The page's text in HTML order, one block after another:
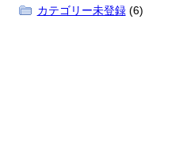
カテゴリー未登録(6)